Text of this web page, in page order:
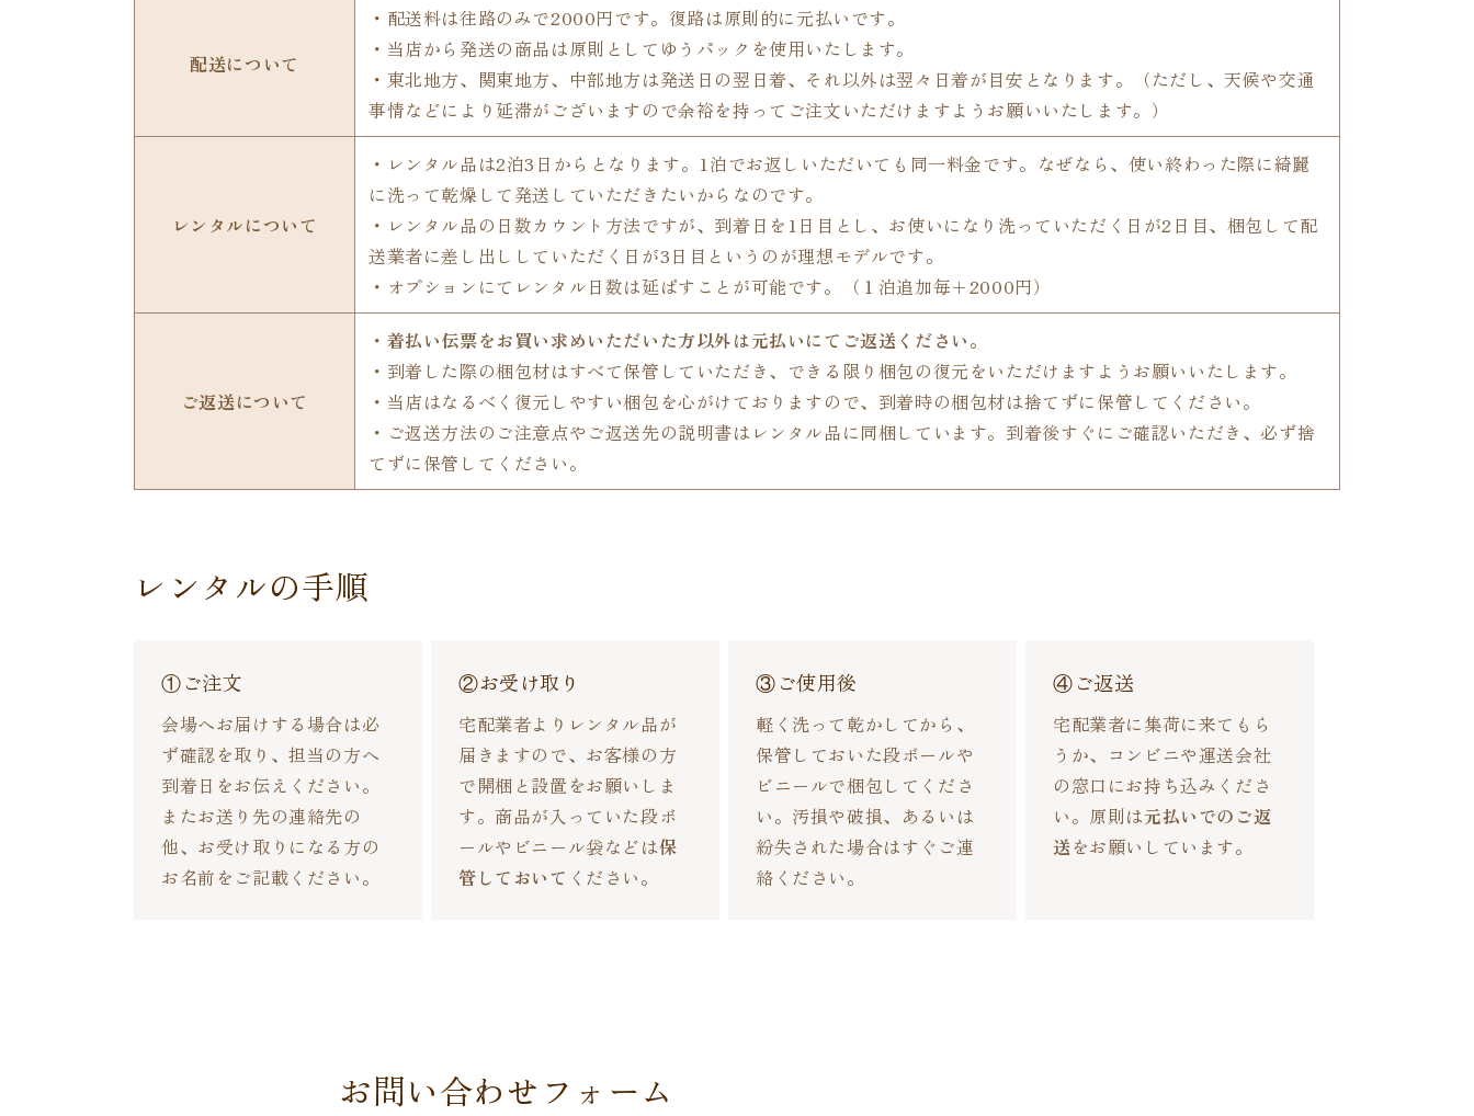
配送について
・配送料は往路のみで2000円です。復路は原則的に元払いです。
・当店から発送の商品は原則としてゆうパックを使用いたします。
・東北地方、関東地方、中部地方は発送日の翌日着、それ以外は翌々日着が目安となります。（ただし、天候や交通
事情などにより延滞がございますので余裕を持ってご注文いただけますようお願いいたします。）
レンタルについて
・レンタル品は2泊3日からとなります。1泊でお返しいただいても同一料金です。なぜなら、使い終わった際に綺麗
に洗って乾燥して発送していただきたいからなのです。
・レンタル品の日数カウント方法ですが、到着日を1日目とし、お使いになり洗っていただく日が2日目、梱包して配
送業者に差し出ししていただく日が3日目というのが理想モデルです。
・オプションにてレンタル日数は延ばすことが可能です。（１泊追加毎＋2000円）
ご返送について
・ 着払い伝票をお買い求めいただいた方以外は元払いにてご返送ください。
・到着した際の梱包材はすべて保管していただき、できる限り梱包の復元をいただけますようお願いいたします。
・当店はなるべく復元しやすい梱包を心がけておりますので、到着時の梱包材は捨てずに保管してください。
・ご返送方法のご注意点やご返送先の説明書はレンタル品に同梱しています。到着後すぐにご確認いただき、必ず捨
てずに保管してください。
レンタルの手順
①ご注文
会場へお届けする場合は必
ず確認を取り、担当の方へ
到着日をお伝えください。
またお送り先の連絡先の
他、お受け取りになる方の
お名前をご記載ください。
②お受け取り
宅配業者よりレンタル品が
届きますので、お客様の方
で開梱と設置をお願いしま
す。商品が入っていた段ボ
ールやビニール袋などは保
管しておいて ください。
③ご使用後
軽く洗って乾かしてから、
保管しておいた段ボールや
ビニールで梱包してくださ
い。汚損や破損、あるいは
紛失された場合はすぐご連
絡ください。
④ご返送
宅配業者に集荷に来てもら
うか、コンビニや運送会社
の窓口にお持ち込みくださ
い。原則は元払いでのご返
送をお願いしています。
お問い合わせフォーム